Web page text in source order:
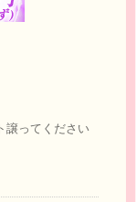
譲ってください